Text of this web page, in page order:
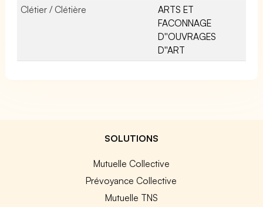
Clétier / Clétière
ARTS ET
FACONNAGE
D''OUVRAGES
D''ART
SOLUTIONS
Mutuelle Collective
Prévoyance Collective
Mutuelle TNS